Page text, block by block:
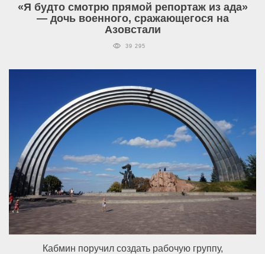
«Я будто смотрю прямой репортаж из ада»
— дочь военного, сражающегося на
Азовстали
39 295
Кабмин поручил создать рабочую группу,